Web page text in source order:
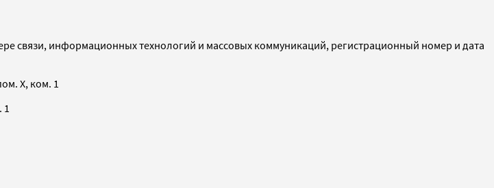
связи, информационных технологий и массовых коммуникаций, регистрационный номер и дата
X, ком. 1